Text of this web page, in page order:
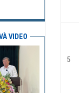
VIDEO
5